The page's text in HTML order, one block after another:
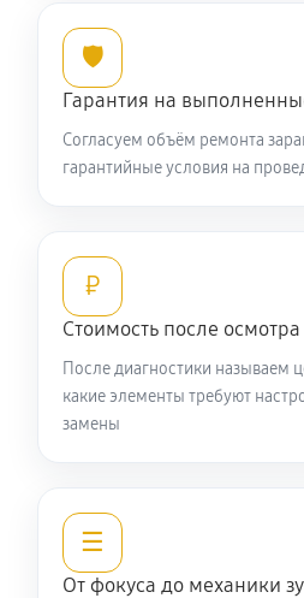
Ремонт кольца зуммирования
440 руб
Разблокировка заклинивания
Протяжка соединений
Замена светофильтра
ED AF-S Micro-Nikkor
🛡️
Гарантия на
Согласуем объём ремонта
гарантийные условия на
₽
Стоимость после
После диагностики называем
какие элементы требуют
замены
☰
От фокуса до механики